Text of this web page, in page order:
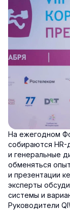
На ежегодном
собираются
и генеральные
обменяться
и презентации
эксперты
системы и
Руководители